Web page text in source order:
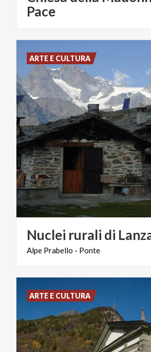
Pace
Nuclei rurali di
Alpe Prabello - Ponte
ARTE E CULTURA
ARTE E CULTURA